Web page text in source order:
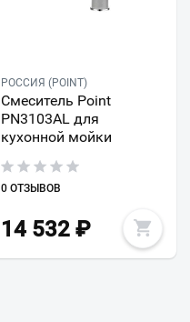
РОССИЯ (POINT)
Смеситель Point
PN3103AL для
кухонной мойки
0 ОТЗЫВОВ
14 532₽